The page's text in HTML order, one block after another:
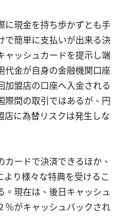
に現金を持ち歩かずとも手
で簡単に支払いが出来る決
ャッシュカードを提示し端
代金が自身の金融機関口座
加盟店の口座へ入金される
際間の取引ではあるが、円
店に為替リスクは発生しな
ードで決済できるほか、
り様々な特典を受けるこ
。現在は、後日キャッシュ
％がキャッシュバックされ